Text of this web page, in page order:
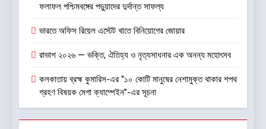
ফলাফল পশ্চিমবঙ্গের পড়ুয়াদের দুর্দান্ত সাফল্য
ভারতে অফিস রিয়েল এস্টেট খাতে বিনিয়োগের জোয়ার
রাভাশ ২০২৬ — ভক্তি, ঐতিহ্য ও নৃত্যসাধনার এক অনন্য মহোৎসব
কলকাতায় ব্রহ্ম কুমারিস-এর “১০ কোটি মানুষের নেশামুক্ত থাকার শপথ
গ্রহণ বিষয়ক মেগা ক্যাম্পেইন”-এর সূচনা